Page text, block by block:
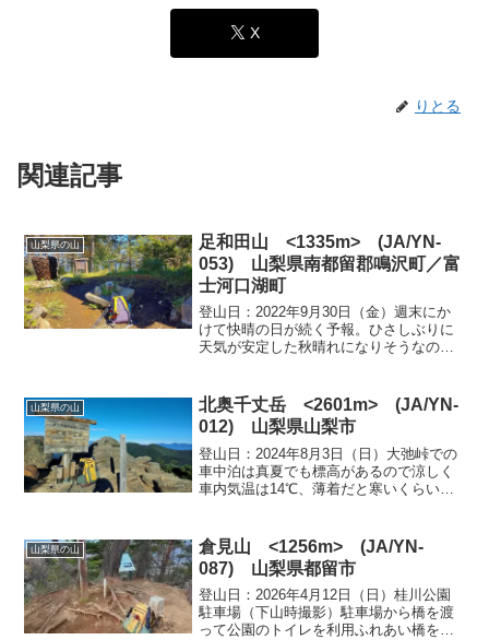
X
りとる
関連記事
山梨県の山
足和田山 <1335m> (JA/YN-
053) 山梨県南都留郡鳴沢町／富
士河口湖町
登山日：2022年9月30日（金）週末にか
けて快晴の日が続く予報。ひさしぶりに
天気が安定した秋晴れになりそうなので
た。まずは、富士山がよく見えて手軽な
足和田山とした...
山梨県の山
北奥千丈岳 <2601m> (JA/YN-
012) 山梨県山梨市
登山日：2024年8月3日（日）大弛峠での
車中泊は真夏でも標高があるので涼しく
車内気温は14℃、薄着だと寒いくらい。
いていた。最後に駐車場を後にした車は
18時頃で、そ...
山梨県の山
倉見山 <1256m> (JA/YN-
087) 山梨県都留市
登山日：2026年4月12日（日）桂川公園
駐車場（下山時撮影）駐車場から橋を渡
って公園のトイレを利用ふれあい橋を渡